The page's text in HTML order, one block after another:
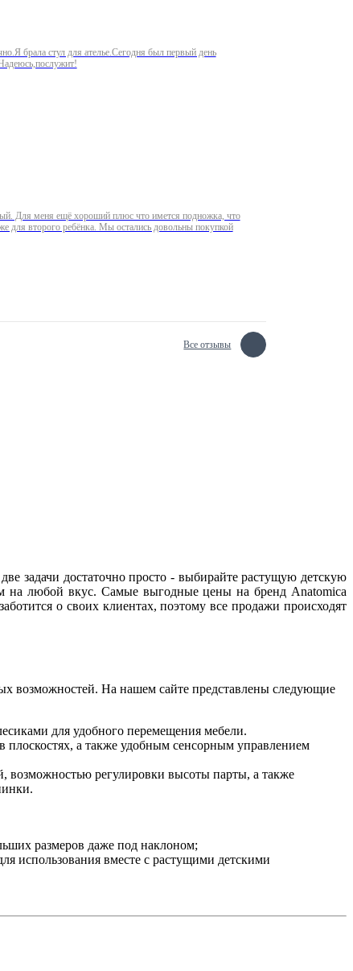
брала стул для ателье.Сегодня был первый день
Для меня ещё хороший плюс что имется подножка, что
для второго ребёнка. Мы остались довольны покупкой
Все отзывы
задачи достаточно просто - выбирайте растущую детскую
на любой вкус. Самые выгодные цены на бренд Anatomica
о своих клиентах, поэтому все продажи происходят
возможностей. На нашем сайте представлены следующие
для удобного перемещения мебели.
плоскостях, а также удобным сенсорным управлением
возможностью регулировки высоты парты, а также
размеров даже под наклоном;
использования вместе с растущими детскими